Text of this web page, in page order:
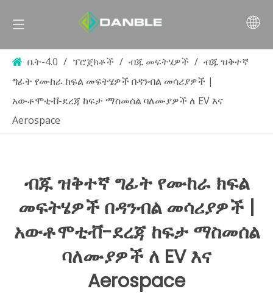
ቤት-4.0 / ፕሮጀክቶች / ብጁ መፍትሄዎች / ብጁ ዝቅተኛ
ግፊት የሙከራ ክፍል መፍትሄዎች በዳንብል መሳሪያዎች |
አውቶሞቲቭ-ደረጃ ከፍታ ማስመሰል ባለሙያዎች ለ EV እና
Aerospace
ብጁ ዝቅተኛ ግፊት የሙከራ ክፍል
መፍትሄዎች በዳንብል መሳሪያዎች |
አውቶሞቲቭ-ደረጃ ከፍታ ማስመሰል
ባለሙያዎች ለ EV እና
Aerospace